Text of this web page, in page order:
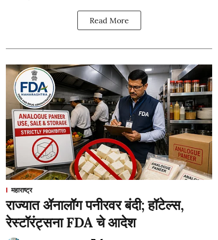
Read More
महाराष्ट्र
राज्यात ॲनालॉग पनीरवर बंदी; हॉटेल्स,
रेस्टॉरंट्सना FDA चे आदेश